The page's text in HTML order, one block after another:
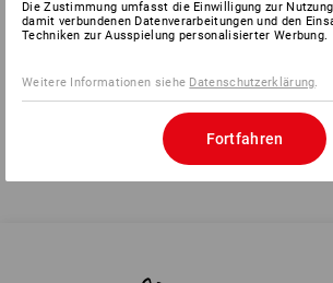
Herstellerinformation:SPRiNTUS GmbH |
Die Zustimmung umfasst die Einwilligung zur
damit verbundenen Datenverarbeitungen und den
Techniken zur Ausspielung personalisierter Werbung.
Weitere Informationen siehe Datenschutzerklärung.
Fortfahren